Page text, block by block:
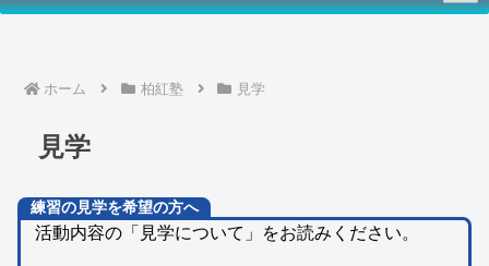
ホーム 柏紅塾 見学
見学
練習の見学を希望の方へ
活動内容の「見学について」をお読みください。